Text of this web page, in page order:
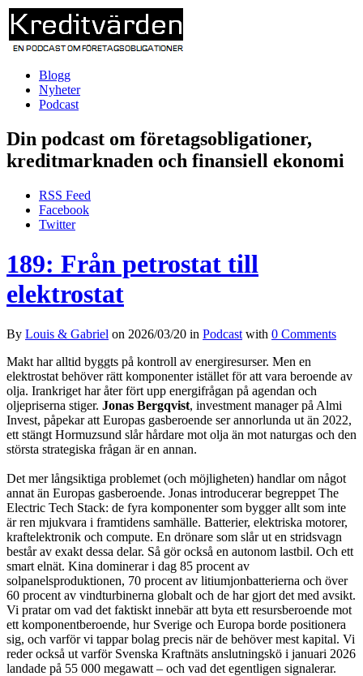
Blogg
Nyheter
Podcast
Din podcast om företagsobligationer,
kreditmarknaden och finansiell ekonomi
RSS Feed
Facebook
Twitter
189: Från petrostat till
elektrostat
By Louis & Gabriel on 2026/03/20 in Podcast with 0 Comments
Makt har alltid byggts på kontroll av energiresurser. Men en
elektrostat behöver rätt komponenter istället för att vara beroende av
olja. Irankriget har åter fört upp energifrågan på agendan och
oljepriserna stiger. Jonas Bergqvist, investment manager på Almi
Invest, påpekar att Europas gasberoende ser annorlunda ut än 2022,
ett stängt Hormuzsund slår hårdare mot olja än mot naturgas och den
största strategiska frågan är en annan.
Det mer långsiktiga problemet (och möjligheten) handlar om något
annat än Europas gasberoende. Jonas introducerar begreppet The
Electric Tech Stack: de fyra komponenter som bygger allt som inte
är ren mjukvara i framtidens samhälle. Batterier, elektriska motorer,
kraftelektronik och compute. En drönare som slår ut en stridsvagn
består av exakt dessa delar. Så gör också en autonom lastbil. Och ett
smart elnät. Kina dominerar i dag 85 procent av
solpanelsproduktionen, 70 procent av litiumjonbatterierna och över
60 procent av vindturbinerna globalt och de har gjort det med avsikt.
Vi pratar om vad det faktiskt innebär att byta ett resursberoende mot
ett komponentberoende, hur Sverige och Europa borde positionera
sig, och varför vi tappar bolag precis när de behöver mest kapital. Vi
reder också ut varför Svenska Kraftnäts anslutningskö i januari 2026
landade på 55 000 megawatt – och vad det egentligen signalerar.